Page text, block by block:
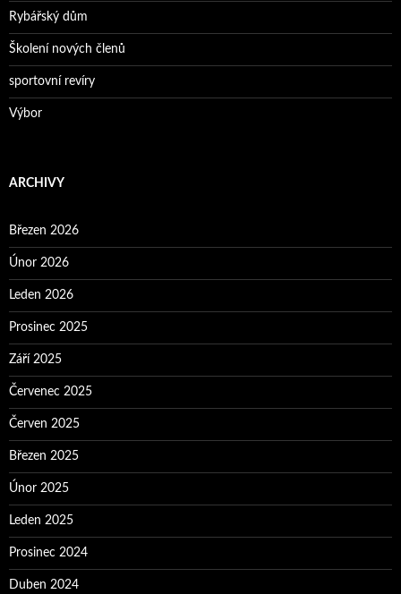
Rybářský dům
Školení nových členů
sportovní revíry
Výbor
ARCHIVY
Březen 2026
Únor 2026
Leden 2026
Prosinec 2025
Září 2025
Červenec 2025
Červen 2025
Březen 2025
Únor 2025
Leden 2025
Prosinec 2024
Duben 2024